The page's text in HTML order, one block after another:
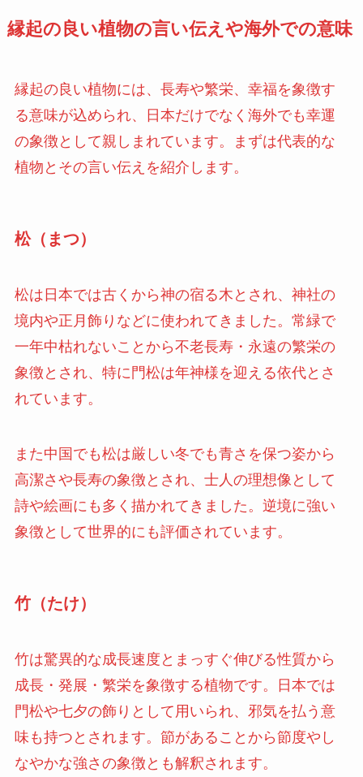
縁起の良い植物の言い伝えや海外での意味
縁起の良い植物には、長寿や繁栄、幸福を象徴す
る意味が込められ、日本だけでなく海外でも幸運
の象徴として親しまれています。まずは代表的な
植物とその言い伝えを紹介します。
松（まつ）
松は日本では古くから神の宿る木とされ、神社の
境内や正月飾りなどに使われてきました。常緑で
一年中枯れないことから不老長寿・永遠の繁栄の
象徴とされ、特に門松は年神様を迎える依代とさ
れています。
また中国でも松は厳しい冬でも青さを保つ姿から
高潔さや長寿の象徴とされ、士人の理想像として
詩や絵画にも多く描かれてきました。逆境に強い
象徴として世界的にも評価されています。
竹（たけ）
竹は驚異的な成長速度とまっすぐ伸びる性質から
成長・発展・繁栄を象徴する植物です。日本では
門松や七夕の飾りとして用いられ、邪気を払う意
味も持つとされます。節があることから節度やし
なやかな強さの象徴とも解釈されます。